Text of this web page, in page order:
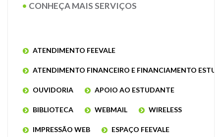
CONHEÇA MAIS SERVIÇOS
ATENDIMENTO FEEVALE
ATENDIMENTO FINANCEIRO E FINANCIAMENTO
OUVIDORIA APOIO AO ESTUDANTE
BIBLIOTECA WEBMAIL WIRELESS
IMPRESSÃO WEB ESPAÇO FEEVALE